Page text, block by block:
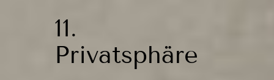
11.
Privatsphäre